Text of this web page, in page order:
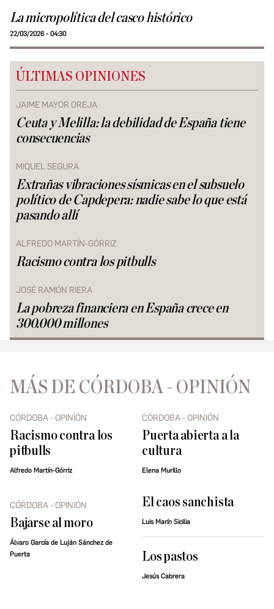
La micropolítica del casco histórico
22/03/2026 - 04:30
ÚLTIMAS OPINIONES
JAIME MAYOR OREJA
Ceuta y Melilla: la debilidad de España tiene
consecuencias
MIQUEL SEGURA
Extrañas vibraciones sísmicas en el subsuelo
político de Capdepera: nadie sabe lo que está
pasando allí
ALFREDO MARTÍN-GÓRRIZ
Racismo contra los pitbulls
JOSÉ RAMÓN RIERA
La pobreza financiera en España crece en
300.000 millones
MÁS DE CÓRDOBA - OPINIÓN
CÓRDOBA - OPINIÓN
Racismo contra los
pitbulls
Alfredo Martín-Górriz
CÓRDOBA - OPINIÓN
Puerta abierta a la
cultura
Elena Murillo
CÓRDOBA - OPINIÓN
Bajarse al moro
Álvaro García de Luján Sánchez de
Puerta
El caos sanchista
Luis Marín Sicilia
Los pastos
Jesús Cabrera